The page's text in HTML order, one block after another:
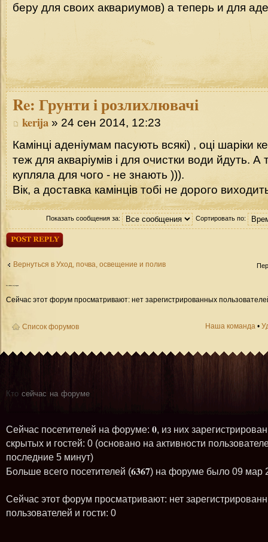
беру для своих аквариумов) а теперь и для
Re: Грунти і розлихлювачі
kerija » 24 сен 2014, 12:23
Камінці аденіумам пасують всякі) , оці шаріки
теж для акваріумів і для очистки води йдуть.
купляла для чого - не знають ))).
Вік, а доставка камінців тобі не дорого
Показать сообщения за: Сортировать по:
Ответить
Вернуться в Уход, почва, освещение и полив
Кто сейчас на форуме
Сейчас этот форум просматривают: нет зарегистрированных
Список форумов Наша команда •
Кто сейчас на форуме
Сейчас посетителей на форуме: 0, из них
скрытых и гостей: 0 (основано на активности
последние 5 минут)
Больше всего посетителей (6367) на форуме было 09 мар
Сейчас этот форум просматривают: нет
пользователей и гости: 0